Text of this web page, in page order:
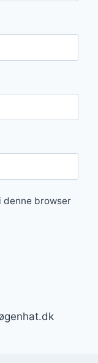
denne browser